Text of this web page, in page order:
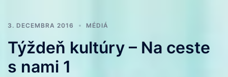
3. DECEMBRA 2016 MÉDIÁ
Týždeň kultúry – Na ceste
s nami 1